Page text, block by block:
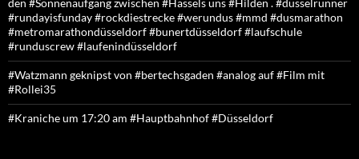
den #Sonnenaufgang zwischen #Hassels uns #Hilden . #düsselrunner
#rundayisfunday #rockdiestrecke #werundus #mmd #dusmarathon
#metromarathondüsseldorf #bunertdüsseldorf #laufschule
#runduscrew #laufenindüsseldorf
#Watzmann geknipst von #bertechsgaden #analog auf #Film mit
#Rollei35
#Kraniche um 17:20 am #Hauptbahnhof #Düsseldorf